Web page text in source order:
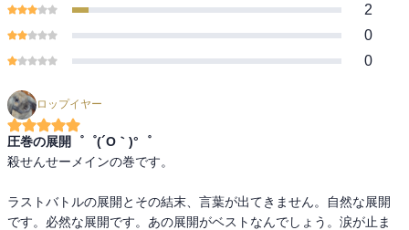
2
0
0
ロップイヤー
圧巻の展開゜゜(´O｀)°゜
殺せんせーメインの巻です。
ラストバトルの展開とその結末、言葉が出てきません。自然な展開
です。必然な展開です。あの展開がベストなんでしょう。涙が止ま